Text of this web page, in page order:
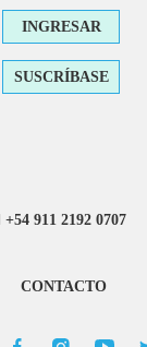
INGRESAR
SUSCRÍBASE
+54 911 2192 0707
CONTACTO